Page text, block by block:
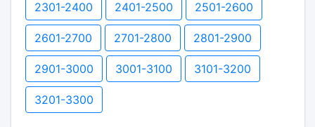
2301-2400 2401-2500 2501-2600
2601-2700 2701-2800 2801-2900
2901-3000 3001-3100 3101-3200
3201-3300